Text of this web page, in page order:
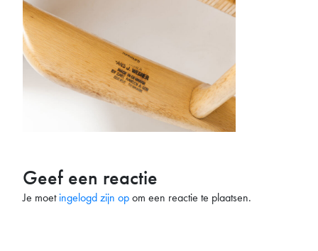
Geef een reactie
Je moetingelogd zijn opom een reactie te plaatsen.